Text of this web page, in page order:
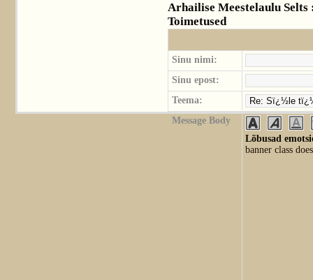
Arhailise Meestelaulu
Toimetused
Sinu nimi:
Sinu epost:
Teema:
Message Body
Lõbusad
banner class